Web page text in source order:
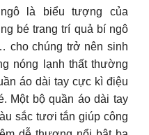
là biểu tượng của
bé trang trí quả bí ngô
cho chúng trở nên sinh
nóng lạnh thất thường
áo dài tay cực kì điệu
Một bộ quần áo dài tay
sắc tươi tắn giúp công